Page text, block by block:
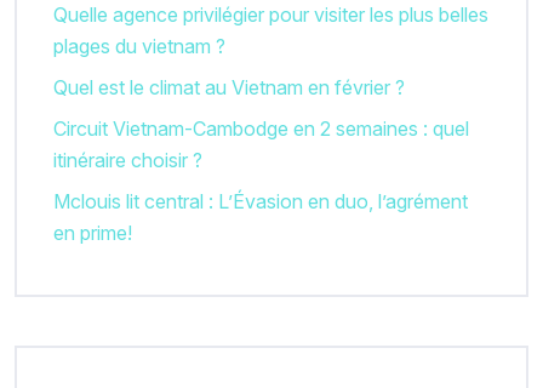
Quelle agence privilégier pour visiter les plus belles
plages du vietnam ?
Quel est le climat au Vietnam en février ?
Circuit Vietnam-Cambodge en 2 semaines : quel
itinéraire choisir ?
Mclouis lit central : L’Évasion en duo, l’agrément
en prime!